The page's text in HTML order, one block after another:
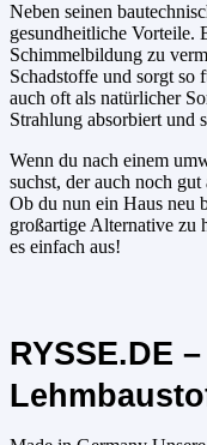
Neben seinen
gesundheitliche Vorteile.
Schimmelbildung zu
Schadstoffe und sorgt so
auch oft als natürlicher
Strahlung absorbiert und
Wenn du nach einem
suchst, der auch noch
Ob du nun ein Haus neu
großartige Alternative zu
es einfach aus!
RYSSE.DE